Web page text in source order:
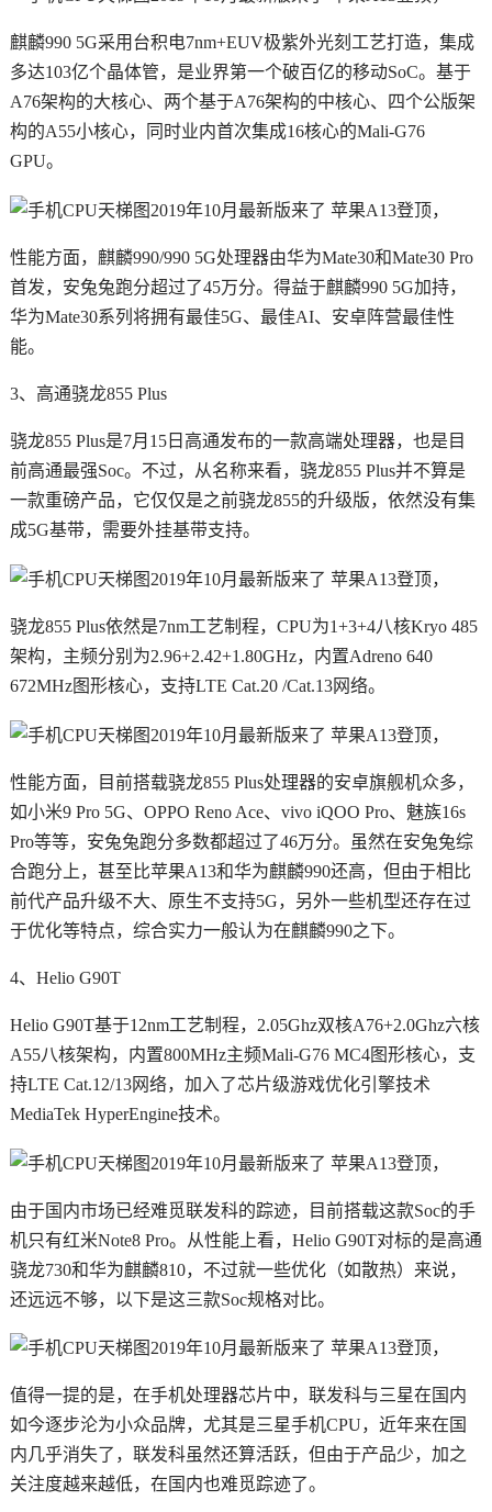
麒麟990 5G采用台积电7nm+EUV极紫外光刻工艺打造，集成
多达103亿个晶体管，是业界第一个破百亿的移动SoC。基于
A76架构的大核心、两个基于A76架构的中核心、四个公版架
构的A55小核心，同时业内首次集成16核心的Mali-G76
GPU。
性能方面，麒麟990/990 5G处理器由华为Mate30和Mate30 Pro
首发，安兔兔跑分超过了45万分。得益于麒麟990 5G加持，
华为Mate30系列将拥有最佳5G、最佳AI、安卓阵营最佳性
能。
3、高通骁龙855 Plus
骁龙855 Plus是7月15日高通发布的一款高端处理器，也是目
前高通最强Soc。不过，从名称来看，骁龙855 Plus并不算是
一款重磅产品，它仅仅是之前骁龙855的升级版，依然没有集
成5G基带，需要外挂基带支持。
骁龙855 Plus依然是7nm工艺制程，CPU为1+3+4八核Kryo 485
架构，主频分别为2.96+2.42+1.80GHz，内置Adreno 640
672MHz图形核心，支持LTE Cat.20 /Cat.13网络。
性能方面，目前搭载骁龙855 Plus处理器的安卓旗舰机众多，
如小米9 Pro 5G、OPPO Reno Ace、vivo iQOO Pro、魅族16s
Pro等等，安兔兔跑分多数都超过了46万分。虽然在安兔兔综
合跑分上，甚至比苹果A13和华为麒麟990还高，但由于相比
前代产品升级不大、原生不支持5G，另外一些机型还存在过
于优化等特点，综合实力一般认为在麒麟990之下。
4、Helio G90T
Helio G90T基于12nm工艺制程，2.05Ghz双核A76+2.0Ghz六核
A55八核架构，内置800MHz主频Mali-G76 MC4图形核心，支
持LTE Cat.12/13网络，加入了芯片级游戏优化引擎技术
MediaTek HyperEngine技术。
由于国内市场已经难觅联发科的踪迹，目前搭载这款Soc的手
机只有红米Note8 Pro。从性能上看，Helio G90T对标的是高通
骁龙730和华为麒麟810，不过就一些优化（如散热）来说，
还远远不够，以下是这三款Soc规格对比。
值得一提的是，在手机处理器芯片中，联发科与三星在国内
如今逐步沦为小众品牌，尤其是三星手机CPU，近年来在国
内几乎消失了，联发科虽然还算活跃，但由于产品少，加之
关注度越来越低，在国内也难觅踪迹了。